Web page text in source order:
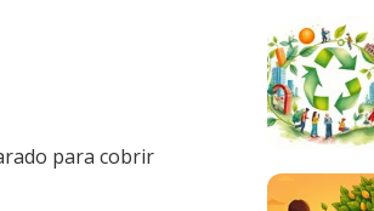
para cobrir